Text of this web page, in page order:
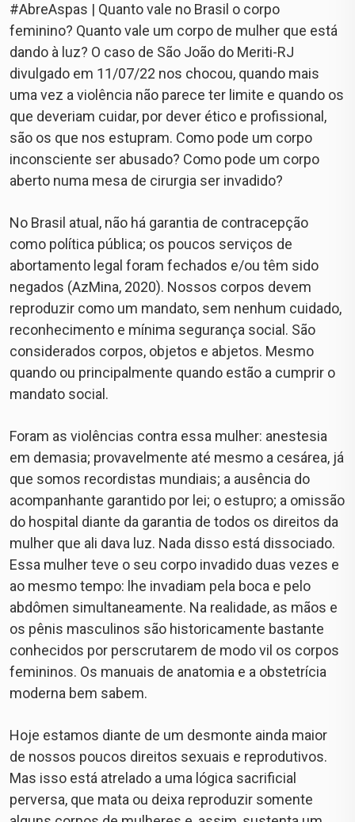
#AbreAspas | Quanto vale no Brasil o corpo
feminino? Quanto vale um corpo de mulher que está
dando à luz? O caso de São João do Meriti-RJ
divulgado em 11/07/22 nos chocou, quando mais
uma vez a violência não parece ter limite e quando os
que deveriam cuidar, por dever ético e profissional,
são os que nos estupram. Como pode um corpo
inconsciente ser abusado? Como pode um corpo
aberto numa mesa de cirurgia ser invadido?
No Brasil atual, não há garantia de contracepção
como política pública; os poucos serviços de
abortamento legal foram fechados e/ou têm sido
negados (AzMina, 2020). Nossos corpos devem
reproduzir como um mandato, sem nenhum cuidado,
reconhecimento e mínima segurança social. São
considerados corpos, objetos e abjetos. Mesmo
quando ou principalmente quando estão a cumprir o
mandato social.
Foram as violências contra essa mulher: anestesia
em demasia; provavelmente até mesmo a cesárea, já
que somos recordistas mundiais; a ausência do
acompanhante garantido por lei; o estupro; a omissão
do hospital diante da garantia de todos os direitos da
mulher que ali dava luz. Nada disso está dissociado.
Essa mulher teve o seu corpo invadido duas vezes e
ao mesmo tempo: lhe invadiam pela boca e pelo
abdômen simultaneamente. Na realidade, as mãos e
os pênis masculinos são historicamente bastante
conhecidos por perscrutarem de modo vil os corpos
femininos. Os manuais de anatomia e a obstetrícia
moderna bem sabem.
Hoje estamos diante de um desmonte ainda maior
de nossos poucos direitos sexuais e reprodutivos.
Mas isso está atrelado a uma lógica sacrificial
perversa, que mata ou deixa reproduzir somente